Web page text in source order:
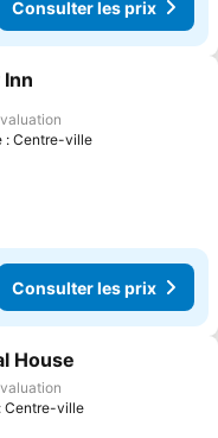
Consulter les prix
à mes favoris
: Centre-ville
Consulter les prix
à mes favoris
House
Centre-ville